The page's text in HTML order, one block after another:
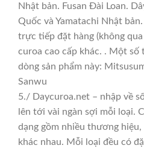
Nhật bản. Fusan Đài Loan.
Quốc và Yamatachi Nhật
trực tiếp đặt hàng (không
curoa cao cấp khác. . Một số
dòng sản phẩm này:
Sanwu
5./ Daycuroa.net – nhập về
lên tới vài ngàn sợi mỗi loại.
dạng gồm nhiều thương
khác nhau. Mỗi loại đều có